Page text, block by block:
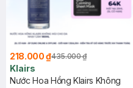
218.000 ₫435.000 ₫
Klairs
Nước Hoa Hồng Klairs Không